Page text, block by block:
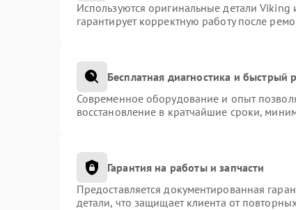
Используются оригинальные детали
гарантирует корректную работу после
Бесплатная диагностика и быстрый
Современное оборудование и опыт
восстановление в кратчайшие сроки,
Гарантия на работы и запчасти
Предоставляется документированная
детали, что защищает клиента от